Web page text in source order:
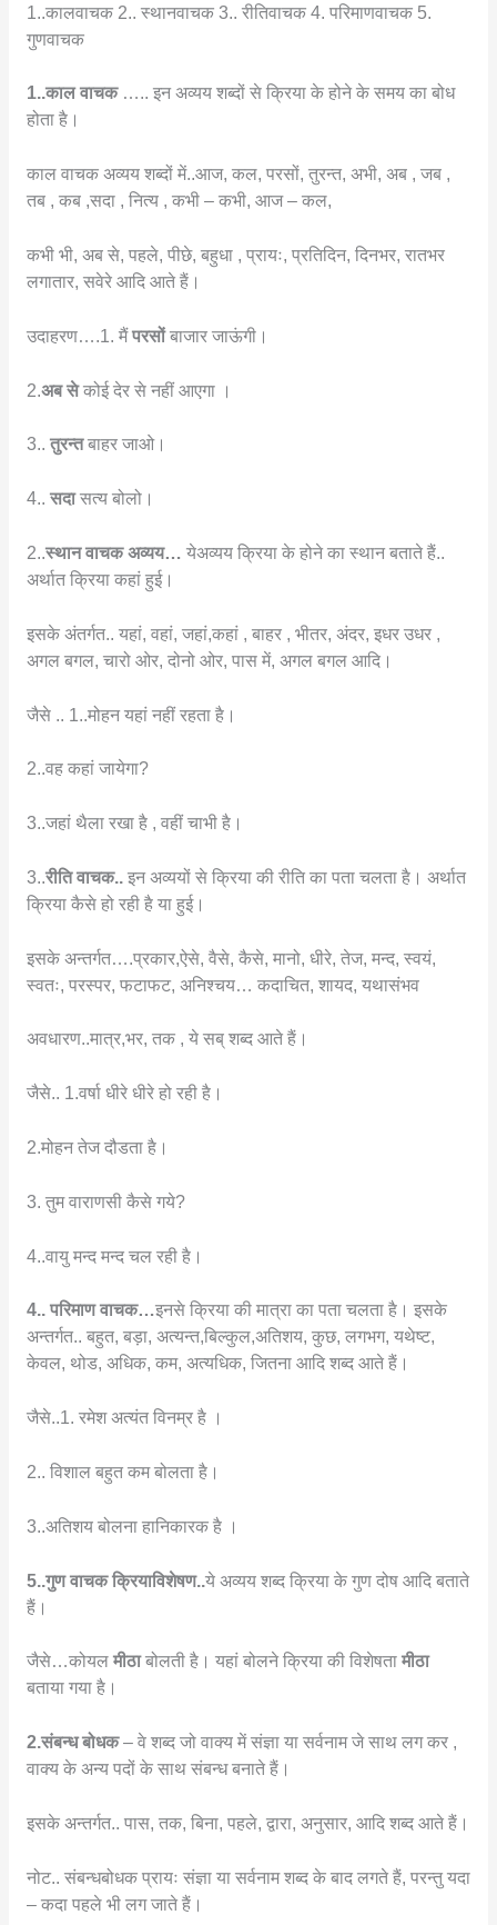
1..कालवाचक 2.. स्थानवाचक 3.. रीतिवाचक 4. परिमाणवाचक 5.
गुणवाचक
1..काल वाचक ….. इन अव्यय शब्दों से क्रिया के होने के समय का बोध
होता है।
काल वाचक अव्यय शब्दों में..आज, कल, परसों, तुरन्त, अभी, अब , जब ,
तब , कब ,सदा , नित्य , कभी – कभी, आज – कल,
कभी भी, अब से, पहले, पीछे, बहुधा , प्रायः, प्रतिदिन, दिनभर, रातभर
लगातार, सवेरे आदि आते हैं।
उदाहरण….1. मैंपरसोंबाजार जाऊंगी।
2.अब सेकोई देर से नहीं आएगा ।
3.. तुरन्तबाहर जाओ।
4.. सदासत्य बोलो।
2..स्थान वाचक अव्यय… येअव्यय क्रिया के होने का स्थान बताते हैं..
अर्थात क्रिया कहां हुई।
इसके अंतर्गत.. यहां, वहां, जहां,कहां , बाहर , भीतर, अंदर, इधर उधर ,
अगल बगल, चारो ओर, दोनो ओर, पास में, अगल बगल आदि।
जैसे .. 1..मोहन यहां नहीं रहता है।
2..वह कहां जायेगा?
3..जहां थैला रखा है , वहीं चाभी है।
3..रीति वाचक.. इन अव्ययों से क्रिया की रीति का पता चलता है। अर्थात
क्रिया कैसे हो रही है या हुई।
इसके अन्तर्गत….प्रकार,ऐसे, वैसे, कैसे, मानो, धीरे, तेज, मन्द, स्वयं,
स्वतः, परस्पर, फटाफट, अनिश्चय… कदाचित, शायद, यथासंभव
अवधारण..मात्र,भर, तक , ये सब् शब्द आते हैं।
जैसे.. 1.वर्षा धीरे धीरे हो रही है।
2.मोहन तेज दौडता है।
3. तुम वाराणसी कैसे गये?
4..वायु मन्द मन्द चल रही है।
4.. परिमाण वाचक…इनसे क्रिया की मात्रा का पता चलता है। इसके
अन्तर्गत.. बहुत, बड़ा, अत्यन्त,बिल्कुल,अतिशय, कुछ, लगभग, यथेष्ट,
केवल, थोड, अधिक, कम, अत्यधिक, जितना आदि शब्द आते हैं।
जैसे..1. रमेश अत्यंत विनम्र है ।
2.. विशाल बहुत कम बोलता है।
3..अतिशय बोलना हानिकारक है ।
5..गुण वाचक क्रियाविशेषण..ये अव्यय शब्द क्रिया के गुण दोष आदि बताते
हैं।
जैसे…कोयल मीठाबोलती है। यहां बोलने क्रिया की विशेषता मीठा
बताया गया है।
2.संबन्ध बोधक– वे शब्द जो वाक्य में संज्ञा या सर्वनाम जे साथ लग कर ,
वाक्य के अन्य पदों के साथ संबन्ध बनाते हैं।
इसके अन्तर्गत.. पास, तक, बिना, पहले, द्वारा, अनुसार, आदि शब्द आते हैं।
नोट.. संबन्धबोधक प्रायः संज्ञा या सर्वनाम शब्द के बाद लगते हैं, परन्तु यदा
– कदा पहले भी लग जाते हैं।